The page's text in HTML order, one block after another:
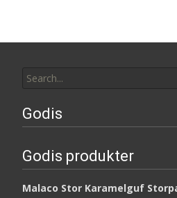
for:
Godis
Godis produkter
Malaco Stor Karamelguf